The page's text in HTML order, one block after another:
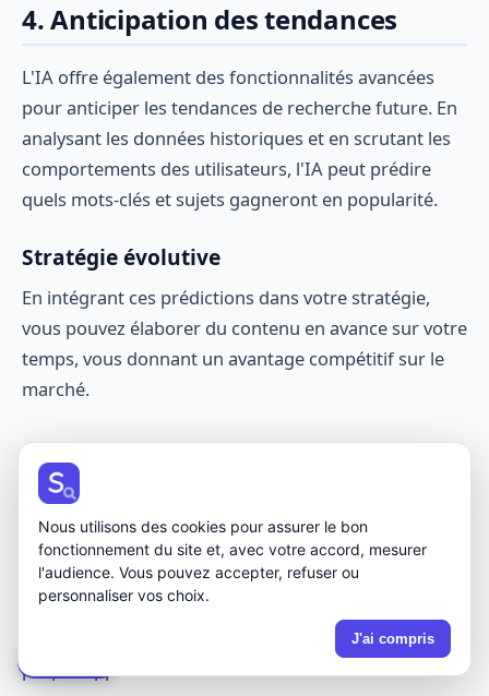
4. Anticipation des tendances
L'IA offre également des fonctionnalités avancées
pour anticiper les tendances de recherche future. En
analysant les données historiques et en scrutant les
comportements des utilisateurs, l'IA peut prédire
quels mots-clés et sujets gagneront en popularité.
Stratégie évolutive
En intégrant ces prédictions dans votre stratégie,
vous pouvez élaborer du contenu en avance sur votre
temps, vous donnant un avantage compétitif sur le
marché.
5. Gestion de la concurrence
Enfin, l'IA permet d'analyser en profondeur les
stratégies SEO de vos concurrents. En scrutant leurs
contenus, leurs mots-clés et leur visibilité, l'IA peut
vous fournir des insights
eux et ce que vous pouvez améliorer dans votre
propre approche.
Nous utilisons des cookies pour assurer le bon
fonctionnement du site et, avec votre accord, mesurer
l'audience. Vous pouvez accepter, refuser ou
personnaliser vos choix.
J'ai compris